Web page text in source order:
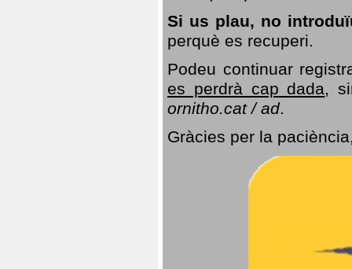
Si us plau, no
perquè es recuperi.
Podeu continuar
es perdrà cap dada,
ornitho.cat / ad.
Gràcies per la